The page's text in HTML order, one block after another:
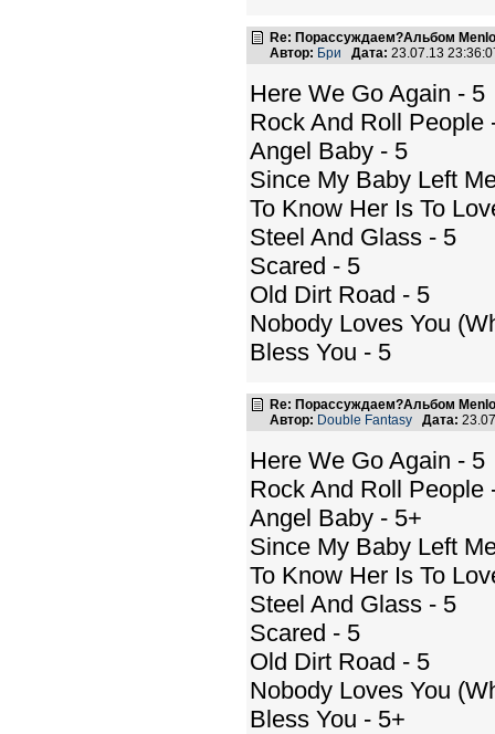
Re: Порассуждаем?Альбом
Автор: Бри Дата: 23.07.13
Here We Go Again - 5
Rock And Roll People
Angel Baby - 5
Since My Baby Left
To Know Her Is To
Steel And Glass - 5
Scared - 5
Old Dirt Road - 5
Nobody Loves You
Bless You - 5
Re: Порассуждаем?Альбом
Автор: Double Fantasy Дата:
Here We Go Again - 5
Rock And Roll People
Angel Baby - 5+
Since My Baby Left
To Know Her Is To
Steel And Glass - 5
Scared - 5
Old Dirt Road - 5
Nobody Loves You
Bless You - 5+